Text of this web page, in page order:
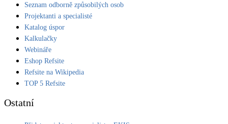
Seznam odborně způsobilých osob
Projektanti a specialisté
Katalog úspor
Kalkulačky
Webináře
Eshop Refsite
Refsite na Wikipedia
TOP 5 Refsite
Ostatní